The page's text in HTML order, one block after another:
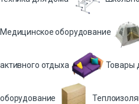
Медицинское оборудование
активного отдыха Товары
оборудование